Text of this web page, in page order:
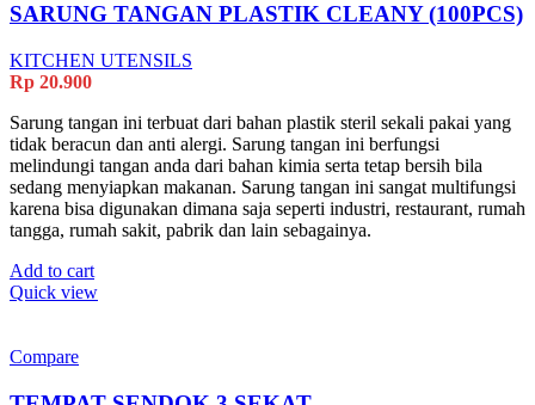
SARUNG TANGAN PLASTIK CLEANY (100PCS)
KITCHEN UTENSILS
Rp 20.900
Sarung tangan ini terbuat dari bahan plastik steril sekali pakai yang
tidak beracun dan anti alergi. Sarung tangan ini berfungsi
melindungi tangan anda dari bahan kimia serta tetap bersih bila
sedang menyiapkan makanan. Sarung tangan ini sangat multifungsi
karena bisa digunakan dimana saja seperti industri, restaurant, rumah
tangga, rumah sakit, pabrik dan lain sebagainya.
Add to cart
Quick view
Compare